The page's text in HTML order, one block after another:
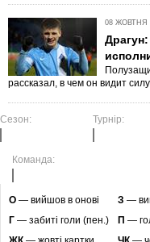
08 ЖОВТНЯ
рассказал, в чем он видит
Сезон: Турнір:
Команда:
O — вийшов в онові З —
Г — забиті голи (пен.) П —